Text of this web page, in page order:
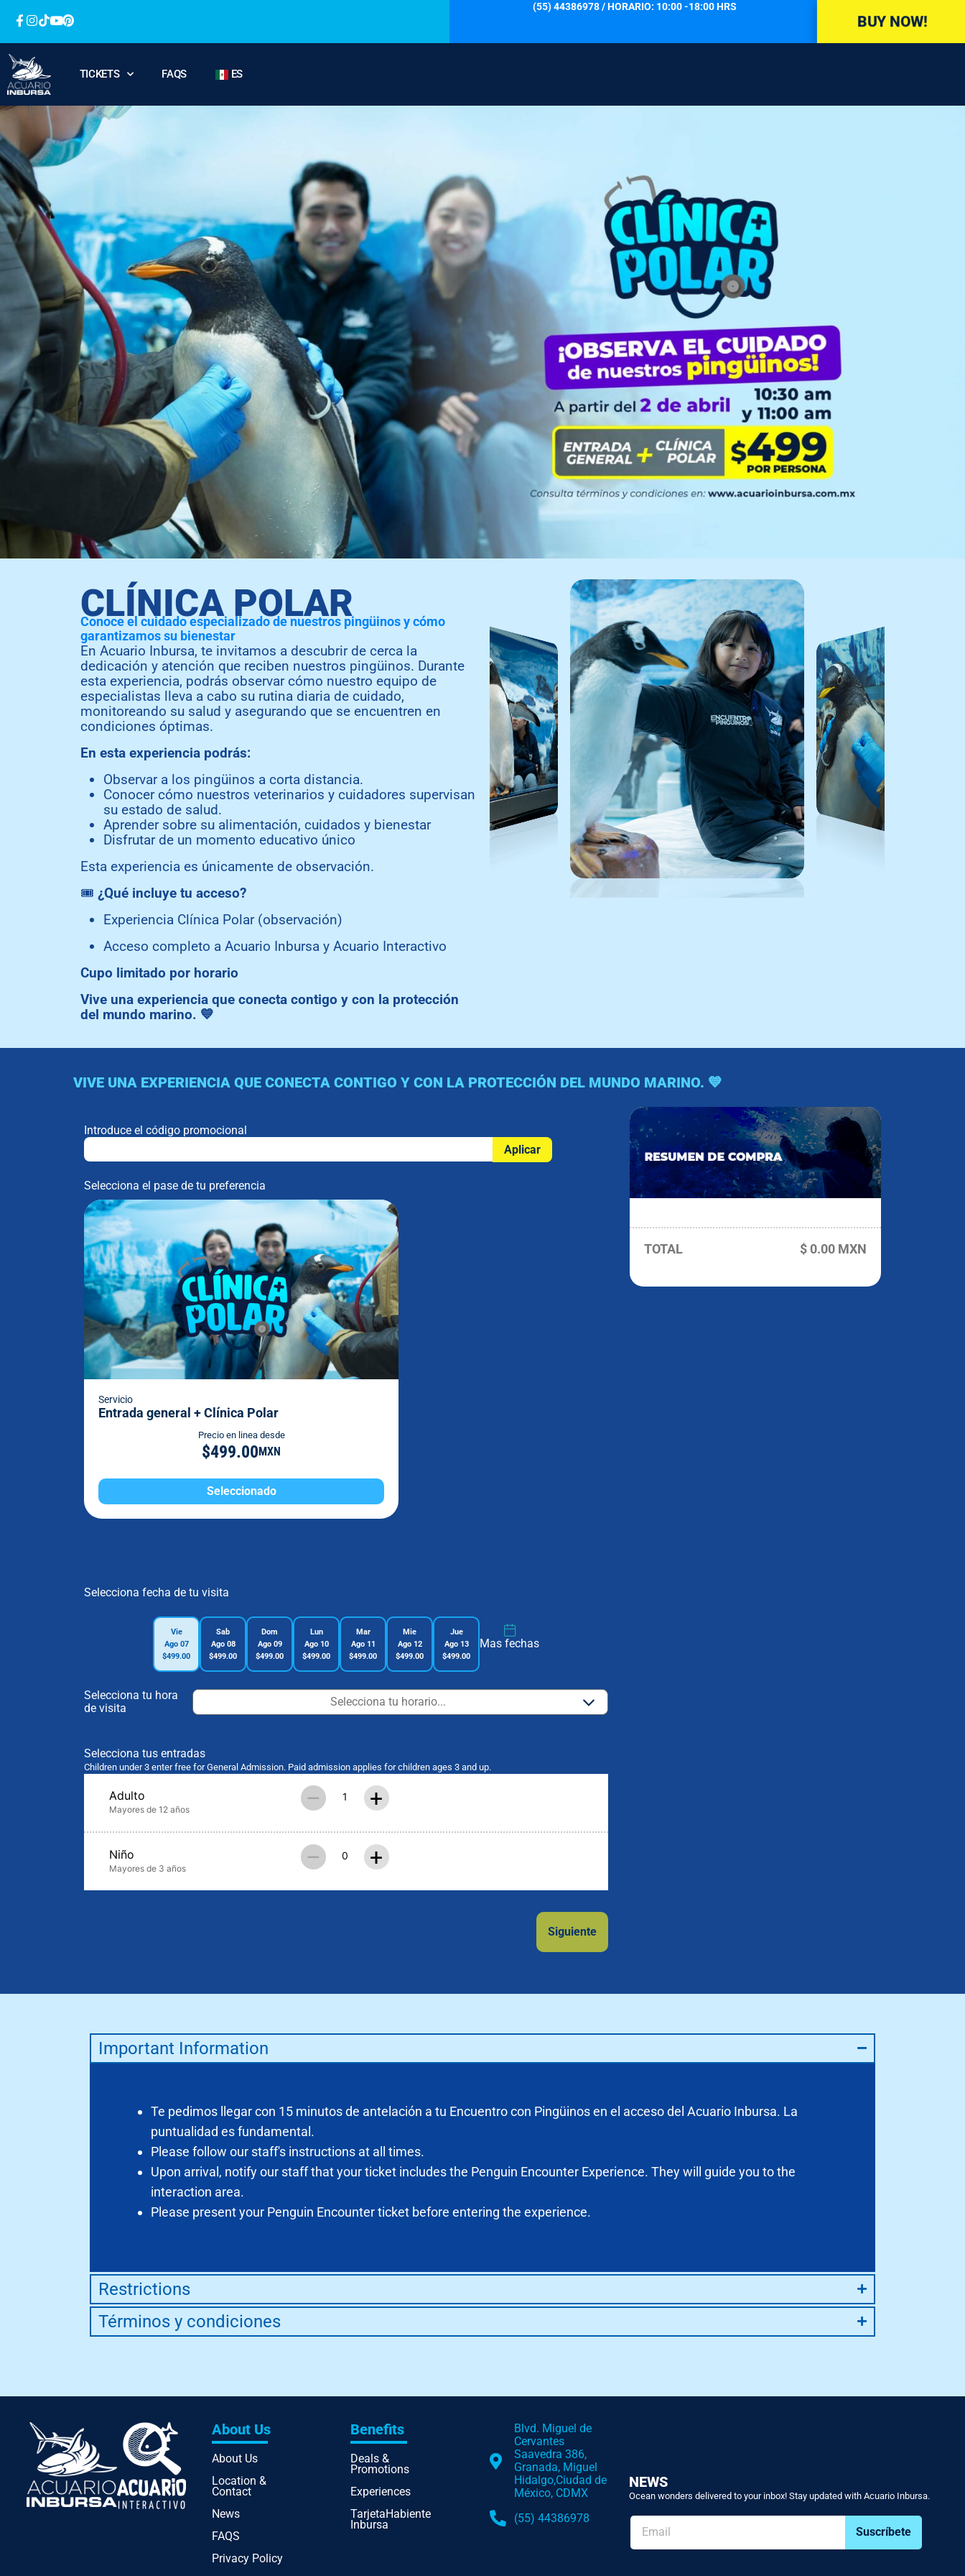
(55) 44386978 / HORARIO: 10:00 -18:00 HRS
BUY NOW!
TICKETS FAQS ES
CLÍNICA POLAR
Conoce el cuidado especializado de nuestros pingüinos y cómo
garantizamos su bienestar
En Acuario Inbursa, te invitamos a descubrir de cerca la
dedicación y atención que reciben nuestros pingüinos. Durante
esta experiencia, podrás observar cómo nuestro equipo de
especialistas lleva a cabo su rutina diaria de cuidado,
monitoreando su salud y asegurando que se encuentren en
condiciones óptimas.
En esta experiencia podrás:
Observar a los pingüinos a corta distancia.
Conocer cómo nuestros veterinarios y cuidadores supervisan
su estado de salud.
Aprender sobre su alimentación, cuidados y bienestar
Disfrutar de un momento educativo único
Esta experiencia es únicamente de observación.
🎟️ ¿Qué incluye tu acceso?
Experiencia Clínica Polar (observación)
Acceso completo a Acuario Inbursa y Acuario Interactivo
Cupo limitado por horario
Vive una experiencia que conecta contigo y con la protección
del mundo marino. 💙
VIVE UNA EXPERIENCIA QUE CONECTA CONTIGO Y CON LA PROTECCIÓN DEL MUNDO MARINO. 💙
Introduce el código promocional
Aplicar
Selecciona el pase de tu preferencia
Servicio
Entrada general + Clínica Polar
Precio en linea desde
$499.00 MXN
Seleccionado
Selecciona fecha de tu visita
Vie
Ago 07
$499.00
Sab
Ago 08
$499.00
Dom
Ago 09
$499.00
Lun
Ago 10
$499.00
Mar
Ago 11
$499.00
Mie
Ago 12
$499.00
Jue
Ago 13
$499.00
Mas fechas
Selecciona tu hora
de visita
Selecciona tus entradas
Children under 3 enter free for General Admission. Paid admission applies for children ages 3 and up.
Adulto
Mayores de 12 años – +
Niño
Mayores de 3 años – +
Siguiente
TOTAL $ 0.00 MXN
Important Information
Te pedimos llegar con 15 minutos de antelación a tu Encuentro con Pingüinos en el acceso del Acuario Inbursa. La
puntualidad es fundamental.
Please follow our staff's instructions at all times.
Upon arrival, notify our staff that your ticket includes the Penguin Encounter Experience. They will guide you to the
interaction area.
Please present your Penguin Encounter ticket before entering the experience.
Restrictions
Términos y condiciones
About Us
About Us
Location &
Contact
News
FAQS
Privacy Policy
Benefits
Deals &
Promotions
Experiences
TarjetaHabiente
Inbursa
Blvd. Miguel de
Cervantes
Saavedra 386,
Granada, Miguel
Hidalgo,Ciudad de
México, CDMX
(55) 44386978
NEWS
Ocean wonders delivered to your inbox! Stay updated with Acuario Inbursa.
Suscríbete